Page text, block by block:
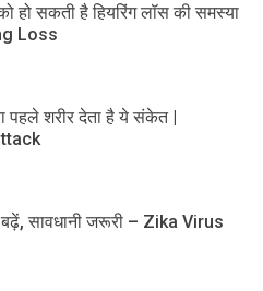
हो सकती है हियरिंग लॉस की समस्या
Loss
पहले शरीर देता है ये संकेत |
सावधानी जरूरी – Zika Virus